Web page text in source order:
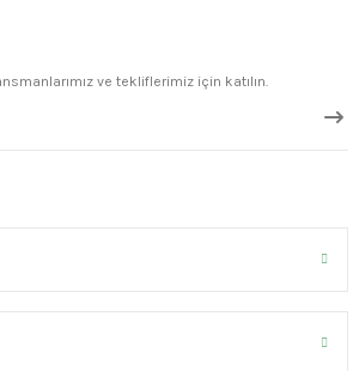
ve tekliflerimiz için katılın.